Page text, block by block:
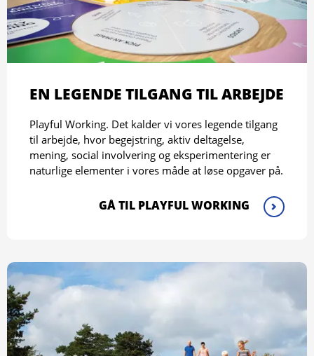
EN LEGENDE TILGANG TIL ARBEJDE
Playful Working. Det kalder vi vores legende tilgang
til arbejde, hvor begejstring, aktiv deltagelse,
mening, social involvering og eksperimentering er
naturlige elementer i vores måde at løse opgaver på.
GÅ TIL PLAYFUL WORKING